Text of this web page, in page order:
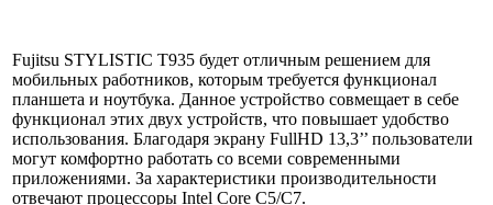
Fujitsu STYLISTIC T935 будет отличным решением для
мобильных работников, которым требуется функционал
планшета и ноутбука. Данное устройство совмещает в себе
функционал этих двух устройств, что повышает удобство
использования. Благодаря экрану FullHD 13,3’’ пользователи
могут комфортно работать со всеми современными
приложениями. За характеристики производительности
отвечают процессоры Intel Core C5/C7.